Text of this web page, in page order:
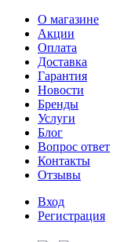
О магазине
Акции
Оплата
Доставка
Гарантия
Новости
Бренды
Услуги
Блог
Вопрос ответ
Контакты
Отзывы
Вход
Регистрация